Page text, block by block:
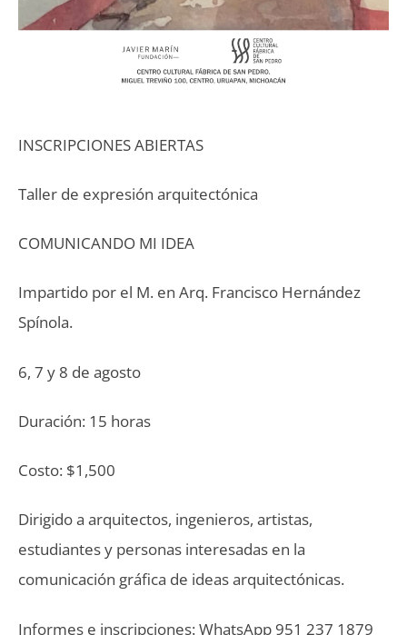
INSCRIPCIONES ABIERTAS
Taller de expresión arquitectónica
COMUNICANDO MI IDEA
Impartido por el M. en Arq. Francisco Hernández
Spínola.
6, 7 y 8 de agosto
Duración: 15 horas
Costo: $1,500
Dirigido a arquitectos, ingenieros, artistas,
estudiantes y personas interesadas en la
comunicación gráfica de ideas arquitectónicas.
Informes e inscripciones: WhatsApp 951 237 1879